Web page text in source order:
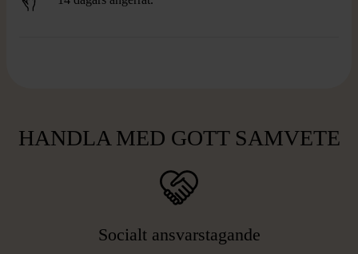
HANDLA MED GOTT SAMVETE
Socialt ansvarstagande